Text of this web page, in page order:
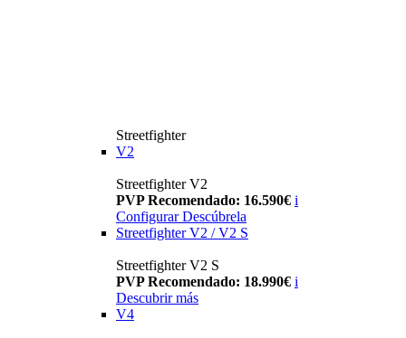
Streetfighter
V2
Streetfighter V2
PVP Recomendado: 16.590€ i
Configurar Descúbrela
Streetfighter V2 / V2 S
Streetfighter V2 S
PVP Recomendado: 18.990€ i
Descubrir más
V4